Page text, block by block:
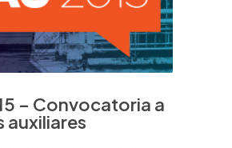
– Convocatoria a
auxiliares